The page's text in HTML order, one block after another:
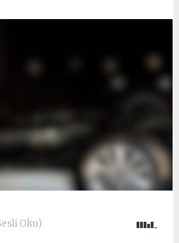
Oku)